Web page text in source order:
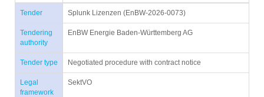
Tender Splunk Lizenzen (EnBW-2026-0073)
Tendering
authority
EnBW Energie Baden-Württemberg AG
Tender type Negotiated procedure with contract notice
Legal
framework
SektVO